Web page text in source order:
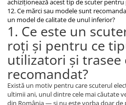
Controller Trotineta Electrica
Acceleratie Trotineta Electrica
Display/Ecran Trotineta Electrica
Motor Trotineta Electrica
Kit Frână Hidraulică
Franare Trotineta Electrica
Aparatori Noroi Trotineta Electrica
Electrice Diverse, Contacte,
achiziționează acest tip de scuter pentru
12. Ce mărci sau modele sunt
un model de calitate de unul inferior?
1. Ce este un
roți și pentru ce
utilizatori și trasee
recomandat?
Există un motiv pentru care scuterul
ultimii ani, unul dintre cele mai căutate
din România — și nu este vorba doar de